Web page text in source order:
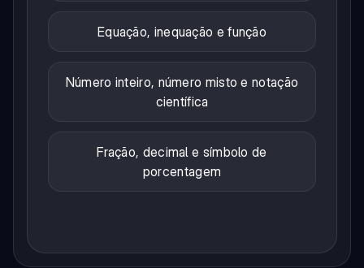
Equação, inequação e função
Número inteiro, número misto e notação
científica
Fração, decimal e símbolo de
porcentagem